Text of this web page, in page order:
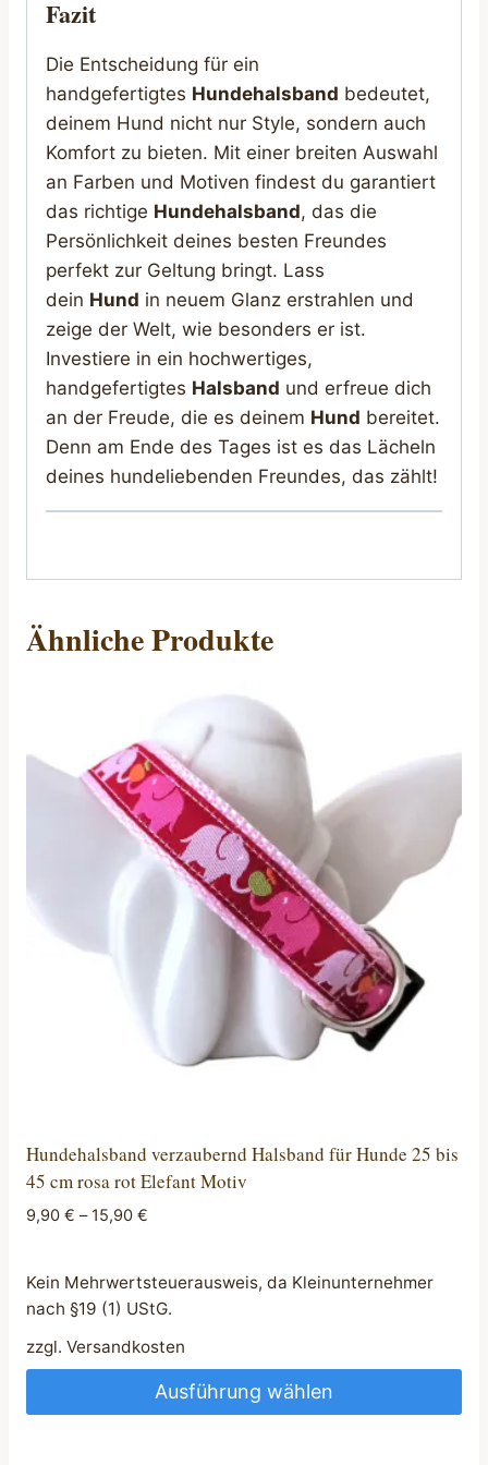
Fazit
Die Entscheidung für ein
handgefertigtes Hundehalsband bedeutet,
deinem Hund nicht nur Style, sondern auch
Komfort zu bieten. Mit einer breiten Auswahl
an Farben und Motiven findest du garantiert
das richtige Hundehalsband, das die
Persönlichkeit deines besten Freundes
perfekt zur Geltung bringt. Lass
dein Hund in neuem Glanz erstrahlen und
zeige der Welt, wie besonders er ist.
Investiere in ein hochwertiges,
handgefertigtes Halsband und erfreue dich
an der Freude, die es deinem Hund bereitet.
Denn am Ende des Tages ist es das Lächeln
deines hundeliebenden Freundes, das zählt!
Ähnliche Produkte
Hundehalsband verzaubernd Halsband für Hunde 25 bis
45 cm rosa rot Elefant Motiv
9,90 € –15,90 €
Kein Mehrwertsteuerausweis, da Kleinunternehmer
nach §19 (1) UStG.
zzgl. Versandkosten
Ausführung wählen